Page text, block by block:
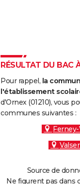
RÉSULTAT DU BAC
Pour rappel, la
l'établissement
d'Ornex (01210), vous
communes suivantes :
Source de
Ne figurent pas dans